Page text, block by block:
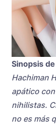
Sinopsis
Hachiman
apático
nihilistas.
no es más